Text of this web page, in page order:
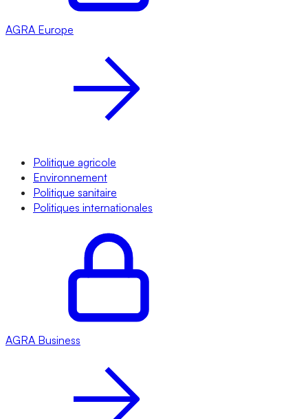
AGRA Europe
Politique agricole
Environnement
Politique sanitaire
Politiques internationales
AGRA Business